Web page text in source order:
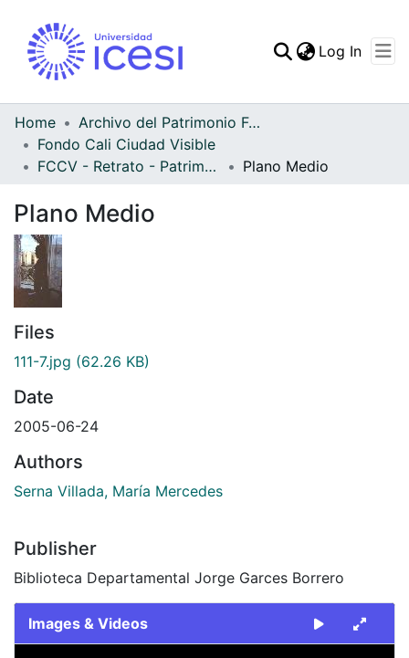
Log In
Home
Archivo del Patrimonio Fotográfico y Fílmico del Valle del Cauca
Fondo Cali Ciudad Visible
FCCV - Retrato - Patrimonial
Plano Medio
Plano Medio
Files
111-7.jpg (62.26 KB)
Date
2005-06-24
Authors
Serna Villada, María Mercedes
Publisher
Biblioteca Departamental Jorge Garces Borrero
Images & Videos